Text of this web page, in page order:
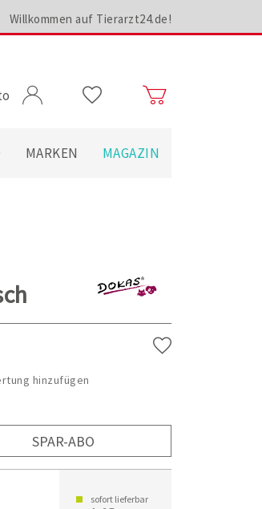
Willkommen auf Tierarzt24.de!
MARKEN MAGAZIN
hinzufügen
SPAR-ABO
sofort lieferbar